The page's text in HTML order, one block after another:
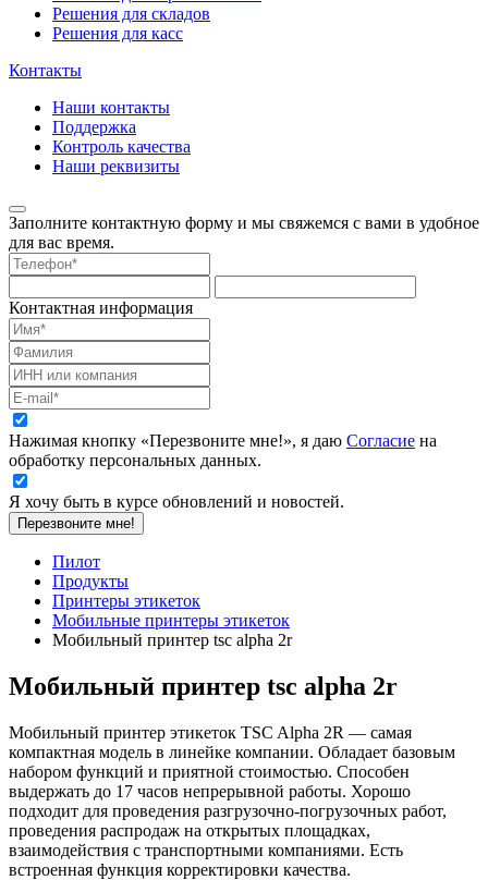
Решения для складов
Решения для касс
Контакты
Наши контакты
Поддержка
Контроль качества
Наши реквизиты
Заполните контактную форму и мы свяжемся с вами в удобное
для вас время.
Контактная информация
Нажимая кнопку «Перезвоните мне!», я даю Согласие на
обработку персональных данных.
Я хочу быть в курсе обновлений и новостей.
Перезвоните мне!
Пилот
Продукты
Принтеры этикеток
Мобильные принтеры этикеток
Мобильный принтер tsc alpha 2r
Мобильный принтер tsc alpha 2r
Мобильный принтер этикеток TSC Alpha 2R — самая
компактная модель в линейке компании. Обладает базовым
набором функций и приятной стоимостью. Способен
выдержать до 17 часов непрерывной работы. Хорошо
подходит для проведения разгрузочно-погрузочных работ,
проведения распродаж на открытых площадках,
взаимодействия с транспортными компаниями. Есть
встроенная функция корректировки качества.